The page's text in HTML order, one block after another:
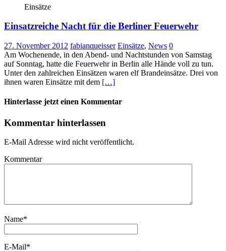
Einsätze
Einsatzreiche Nacht für die Berliner Feuerwehr
27. November 2012 fabianqueisser Einsätze, News 0
Am Wochenende, in den Abend- und Nachtstunden von Samstag
auf Sonntag, hatte die Feuerwehr in Berlin alle Hände voll zu tun.
Unter den zahlreichen Einsätzen waren elf Brandeinsätze. Drei von
ihnen waren Einsätze mit dem […]
Hinterlasse jetzt einen Kommentar
Kommentar hinterlassen
E-Mail Adresse wird nicht veröffentlicht.
Kommentar
Name*
E-Mail*